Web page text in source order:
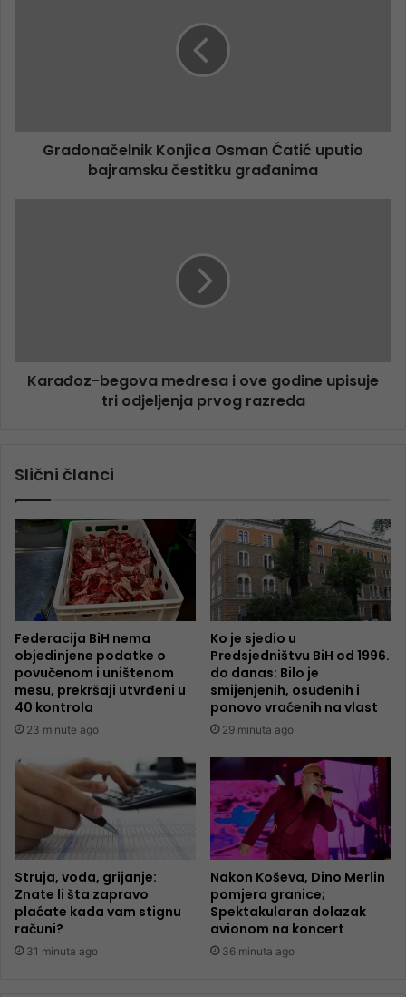
Gradonačelnik Konjica Osman Ćatić uputio
bajramsku čestitku građanima
Karađoz-begova medresa i ove godine upisuje
tri odjeljenja prvog razreda
Slični članci
Federacija BiH nema
objedinjene podatke o
povučenom i uništenom
mesu, prekršaji utvrđeni u
40 kontrola
23 minute ago
Ko je sjedio u
Predsjedništvu BiH od 1996.
do danas: Bilo je
smijenjenih, osuđenih i
ponovo vraćenih na vlast
29 minuta ago
Struja, voda, grijanje:
Znate li šta zapravo
plaćate kada vam stignu
računi?
31 minuta ago
Nakon Koševa, Dino Merlin
pomjera granice;
Spektakularan dolazak
avionom na koncert
36 minuta ago